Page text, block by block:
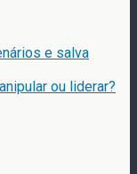
e salva
ou liderar?